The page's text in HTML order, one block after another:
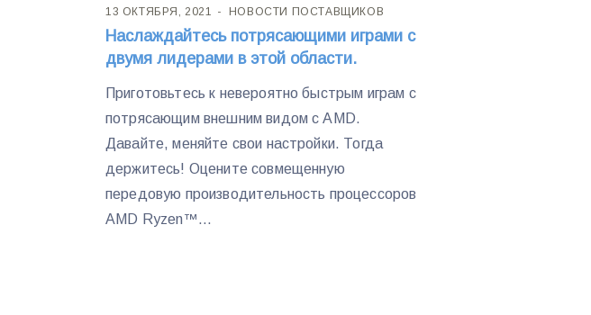
13 ОКТЯБРЯ, 2021 НОВОСТИ ПОСТАВЩИКОВ
Наслаждайтесь потрясающими играми с
двумя лидерами в этой области.
Приготовьтесь к невероятно быстрым играм с
потрясающим внешним видом с AMD.
Давайте, меняйте свои настройки. Тогда
держитесь! Оцените совмещенную
передовую производительность процессоров
AMD Ryzen™...